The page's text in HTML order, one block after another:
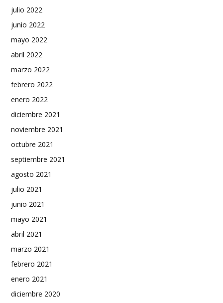
julio 2022
junio 2022
mayo 2022
abril 2022
marzo 2022
febrero 2022
enero 2022
diciembre 2021
noviembre 2021
octubre 2021
septiembre 2021
agosto 2021
julio 2021
junio 2021
mayo 2021
abril 2021
marzo 2021
febrero 2021
enero 2021
diciembre 2020